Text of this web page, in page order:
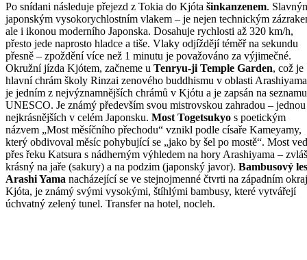
Po snídani následuje přejezd z Tokia do Kjóta šinkanzenem.
japonským vysokorychlostním vlakem – je nejen technickým
ale i ikonou moderního Japonska. Dosahuje rychlosti až 320 km/h,
přesto jede naprosto hladce a tiše. Vlaky odjíždějí téměř na sekundu
přesně – zpoždění více než 1 minutu je považováno za výjimečné.
Okružní jízda Kjótem, začneme u Tenryu-ji Temple Garden, což je
hlavní chrám školy Rinzai zenového buddhismu v oblasti
je jedním z nejvýznamnějších chrámů v Kjótu a je zapsán na seznamu
UNESCO. Je známý především svou mistrovskou zahradou –
nejkrásnějších v celém Japonsku. Most Togetsukyo s poetickým
názvem „Most měsíčního přechodu“ vznikl podle císaře Kameyamy,
který obdivoval měsíc pohybující se „jako by šel po mostě“. Most
přes řeku Katsura s nádherným výhledem na hory Arashiyama –
krásný na jaře (sakury) a na podzim (japonský javor). Bambusový les
Arashi Yama nacházející se ve stejnojmenné čtvrti na západním
Kjóta, je známý svými vysokými, štíhlými bambusy, které vytvářejí
úchvatný zelený tunel. Transfer na hotel, nocleh.